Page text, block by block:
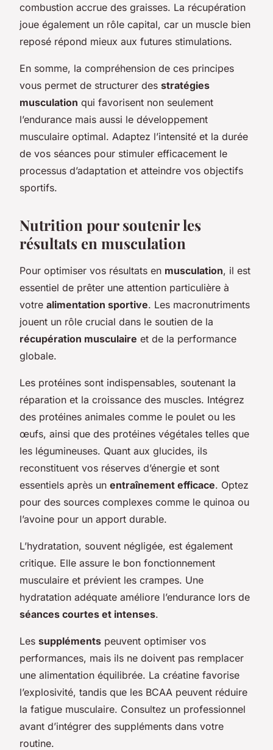
combustion accrue des graisses. La récupération
joue également un rôle capital, car un muscle bien
reposé répond mieux aux futures stimulations.
En somme, la compréhension de ces principes
vous permet de structurer des stratégies
musculation qui favorisent non seulement
l’endurance mais aussi le développement
musculaire optimal. Adaptez l’intensité et la durée
de vos séances pour stimuler efficacement le
processus d’adaptation et atteindre vos objectifs
sportifs.
Nutrition pour soutenir les
résultats en musculation
Pour optimiser vos résultats en musculation, il est
essentiel de prêter une attention particulière à
votre alimentation sportive. Les macronutriments
jouent un rôle crucial dans le soutien de la
récupération musculaire et de la performance
globale.
Les protéines sont indispensables, soutenant la
réparation et la croissance des muscles. Intégrez
des protéines animales comme le poulet ou les
œufs, ainsi que des protéines végétales telles que
les légumineuses. Quant aux glucides, ils
reconstituent vos réserves d’énergie et sont
essentiels après un entraînement efficace. Optez
pour des sources complexes comme le quinoa ou
l’avoine pour un apport durable.
L’hydratation, souvent négligée, est également
critique. Elle assure le bon fonctionnement
musculaire et prévient les crampes. Une
hydratation adéquate améliore l’endurance lors de
séances courtes et intenses.
Les suppléments peuvent optimiser vos
performances, mais ils ne doivent pas remplacer
une alimentation équilibrée. La créatine favorise
l’explosivité, tandis que les BCAA peuvent réduire
la fatigue musculaire. Consultez un professionnel
avant d’intégrer des suppléments dans votre
routine.